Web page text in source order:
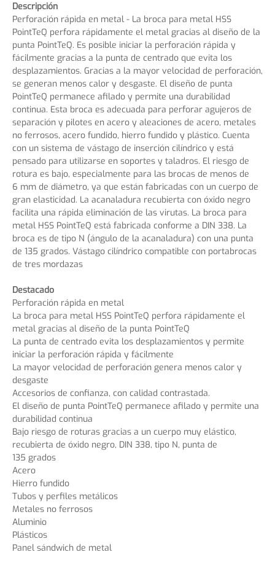
Descripción
Perforación rápida en metal - La broca para metal HSS
PointTeQ perfora rápidamente el metal gracias al diseño de la
punta PointTeQ. Es posible iniciar la perforación rápida y
fácilmente gracias a la punta de centrado que evita los
desplazamientos. Gracias a la mayor velocidad de perforación,
se generan menos calor y desgaste. El diseño de punta
PointTeQ permanece afilado y permite una durabilidad
continua. Esta broca es adecuada para perforar agujeros de
separación y pilotes en acero y aleaciones de acero, metales
no ferrosos, acero fundido, hierro fundido y plástico. Cuenta
con un sistema de vástago de inserción cilíndrico y está
pensado para utilizarse en soportes y taladros. El riesgo de
rotura es bajo, especialmente para las brocas de menos de
6 mm de diámetro, ya que están fabricadas con un cuerpo de
gran elasticidad. La acanaladura recubierta con óxido negro
facilita una rápida eliminación de las virutas. La broca para
metal HSS PointTeQ está fabricada conforme a DIN 338. La
broca es de tipo N (ángulo de la acanaladura) con una punta
de 135 grados. Vástago cilíndrico compatible con portabrocas
de tres mordazas
Destacado
Perforación rápida en metal
La broca para metal HSS PointTeQ perfora rápidamente el
metal gracias al diseño de la punta PointTeQ
La punta de centrado evita los desplazamientos y permite
iniciar la perforación rápida y fácilmente
La mayor velocidad de perforación genera menos calor y
desgaste
Accesorios de confianza, con calidad contrastada.
El diseño de punta PointTeQ permanece afilado y permite una
durabilidad continua
Bajo riesgo de roturas gracias a un cuerpo muy elástico,
recubierta de óxido negro, DIN 338, tipo N, punta de
135 grados
Acero
Hierro fundido
Tubos y perfiles metálicos
Metales no ferrosos
Aluminio
Plásticos
Panel sándwich de metal